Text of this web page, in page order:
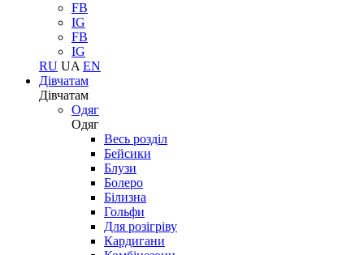
FB
IG
FB
IG
RU UA EN
Дівчатам
Дівчатам
Одяг
Одяг
Весь розділ
Бейсики
Блузи
Болеро
Білизна
Гольфи
Для розігріву
Кардигани